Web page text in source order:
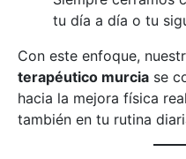
tu día a día o tu
Con este enfoque,
terapéutico murcia se
hacia la mejora física
también en tu rutina